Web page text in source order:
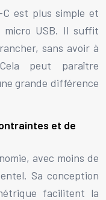
C est plus simple et
micro USB. Il suffit
sans avoir à
peut paraître
grande différence
et de
avec moins de
Sa conception
facilitent la